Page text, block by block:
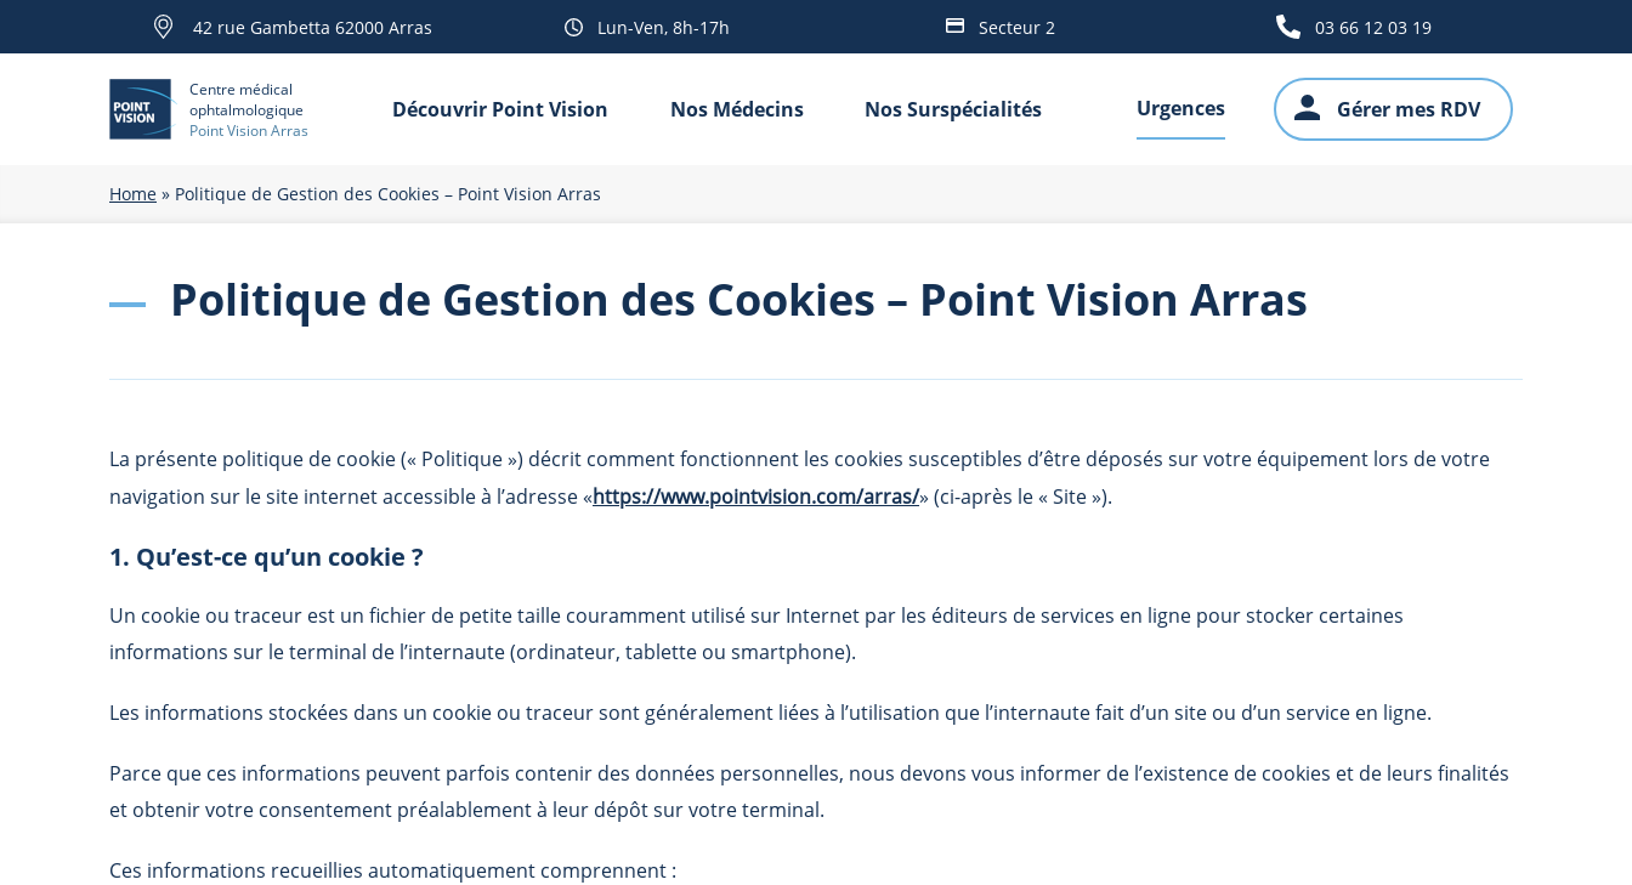
42 rue Gambetta 62000 Arras Lun-Ven, 8h-17h Secteur 2 03 66 12 03 19
Centre médical
ophtalmologique
Point Vision Arras
Découvrir Point Vision Nos Médecins Nos Surspécialités Urgences Gérer mes RDV
Home » Politique de Gestion des Cookies – Point Vision Arras
Politique de Gestion des Cookies – Point Vision Arras
La présente politique de cookie (« Politique ») décrit comment fonctionnent les cookies susceptibles d’être déposés sur votre équipement lors de votre
navigation sur le site internet accessible à l’adresse «https://www.pointvision.com/arras/» (ci-après le « Site »).
1. Qu’est-ce qu’un cookie ?
Un cookie ou traceur est un fichier de petite taille couramment utilisé sur Internet par les éditeurs de services en ligne pour stocker certaines
informations sur le terminal de l’internaute (ordinateur, tablette ou smartphone).
Les informations stockées dans un cookie ou traceur sont généralement liées à l’utilisation que l’internaute fait d’un site ou d’un service en ligne.
Parce que ces informations peuvent parfois contenir des données personnelles, nous devons vous informer de l’existence de cookies et de leurs finalités
et obtenir votre consentement préalablement à leur dépôt sur votre terminal.
Ces informations recueillies automatiquement comprennent :